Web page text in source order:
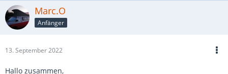
Marc.O
Anfänger
13. September 2022
Hallo zusammen,